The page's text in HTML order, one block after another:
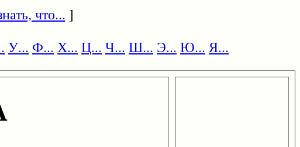
что... ]
У... Ф... Х... Ц... Ч... Ш... Э... Ю... Я...